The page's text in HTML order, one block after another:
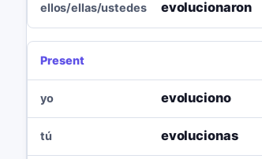
ellos/ellas/ustedes evolucionaron
Present
yo evoluciono
tú evolucionas